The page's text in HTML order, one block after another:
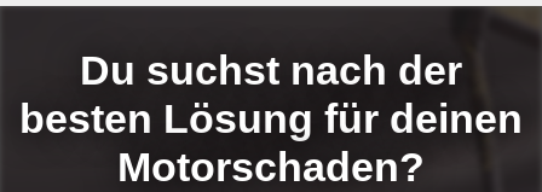
Du suchst nach der
besten Lösung für deinen
Motorschaden?